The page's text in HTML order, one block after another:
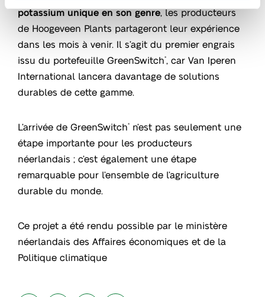
potassium unique en son genre, les producteurs
de Hoogeveen Plants partageront leur expérience
dans les mois à venir. Il s’agit du premier engrais
issu du portefeuille GreenSwitch®
, car Van Iperen
International lancera davantage de solutions
durables de cette gamme.
L’arrivée de GreenSwitch®
n’est pas seulement une
étape importante pour les producteurs
néerlandais ; c’est également une étape
remarquable pour l’ensemble de l’agriculture
durable du monde.
Ce projet a été rendu possible par le ministère
néerlandais des Affaires économiques et de la
Politique climatique